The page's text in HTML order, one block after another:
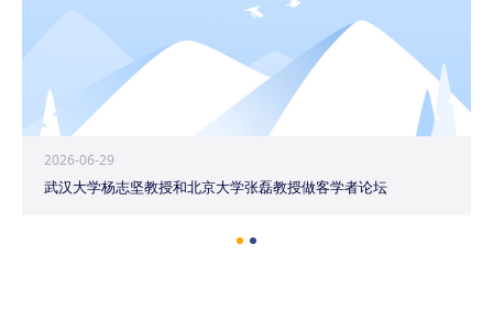
2026-06-29
武汉大学杨志坚教授和北京大学张磊教授做客学者论坛